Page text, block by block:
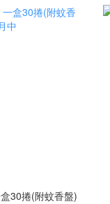
30捲(附蚊香盤)